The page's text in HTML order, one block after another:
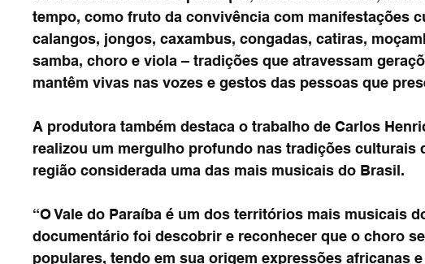
tempo, como fruto da convivência com manifestações
calangos, jongos, caxambus, congadas, catiras,
samba, choro e viola – tradições que atravessam
mantêm vivas nas vozes e gestos das pessoas que
A produtora também destaca o trabalho de Carlos
realizou um mergulho profundo nas tradições culturais
região considerada uma das mais musicais do Brasil.
“O Vale do Paraíba é um dos territórios mais musicais
documentário foi descobrir e reconhecer que o choro
populares, tendo em sua origem expressões africanas